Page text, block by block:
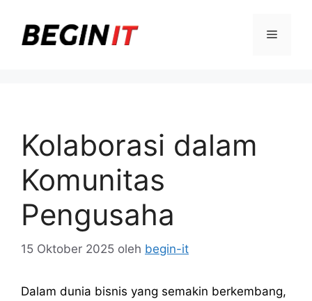
Menu
Kolaborasi dalam
Komunitas
Pengusaha
15 Oktober 2025 oleh begin-it
Dalam dunia bisnis yang semakin berkembang,